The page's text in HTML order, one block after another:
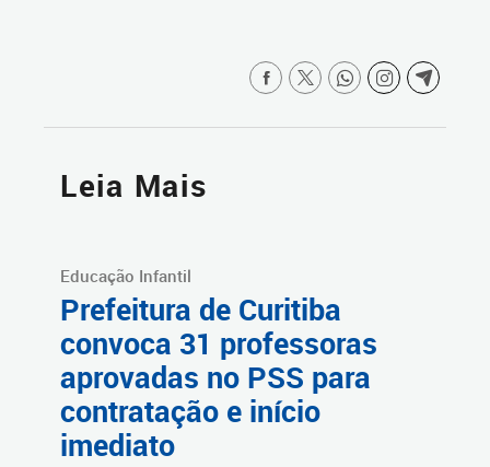
Leia Mais
Educação Infantil
Prefeitura de Curitiba
convoca 31 professoras
aprovadas no PSS para
contratação e início
imediato